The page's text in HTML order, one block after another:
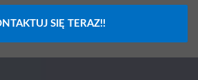
SIĘ TERAZ!!